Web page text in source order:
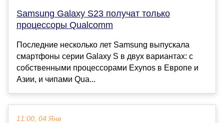
Samsung Galaxy S23 получат только
процессоры Qualcomm
Последние несколько лет Samsung выпускала
смартфоны серии Galaxy S в двух вариантах: с
собственными процессорами Exynos в Европе и
Азии, и чипами Qua...
11:00, 04 Янв